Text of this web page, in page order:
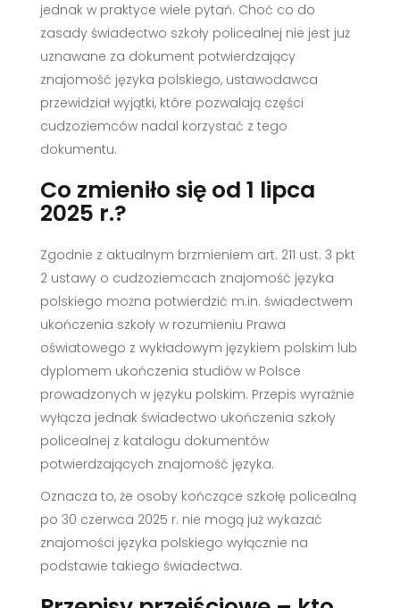
jednak w praktyce wiele pytań. Choć co do
zasady świadectwo szkoły policealnej nie jest już
uznawane za dokument potwierdzający
znajomość języka polskiego, ustawodawca
przewidział wyjątki, które pozwalają części
cudzoziemców nadal korzystać z tego
dokumentu.
Co zmieniło się od 1 lipca
2025 r.?
Zgodnie z aktualnym brzmieniem art. 211 ust. 3 pkt
2 ustawy o cudzoziemcach znajomość języka
polskiego można potwierdzić m.in. świadectwem
ukończenia szkoły w rozumieniu Prawa
oświatowego z wykładowym językiem polskim lub
dyplomem ukończenia studiów w Polsce
prowadzonych w języku polskim. Przepis wyraźnie
wyłącza jednak świadectwo ukończenia szkoły
policealnej z katalogu dokumentów
potwierdzających znajomość języka.
Oznacza to, że osoby kończące szkołę policealną
po 30 czerwca 2025 r. nie mogą już wykazać
znajomości języka polskiego wyłącznie na
podstawie takiego świadectwa.